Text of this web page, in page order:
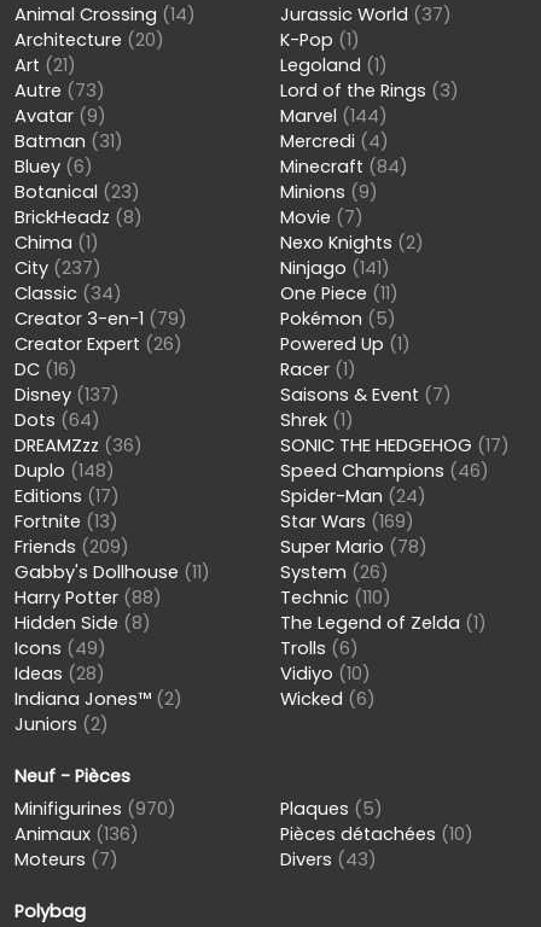
Animal Crossing (14)
Architecture (20)
Art (21)
Autre (73)
Avatar (9)
Batman (31)
Bluey (6)
Botanical (23)
BrickHeadz (8)
Chima (1)
City (237)
Classic (34)
Creator 3-en-1 (79)
Creator Expert (26)
DC (16)
Disney (137)
Dots (64)
DREAMZzz (36)
Duplo (148)
Editions (17)
Fortnite (13)
Friends (209)
Gabby's Dollhouse (11)
Harry Potter (88)
Hidden Side (8)
Icons (49)
Ideas (28)
Indiana Jones™ (2)
Juniors (2)
Jurassic World (37)
K-Pop (1)
Legoland (1)
Lord of the Rings (3)
Marvel (144)
Mercredi (4)
Minecraft (84)
Minions (9)
Movie (7)
Nexo Knights (2)
Ninjago (141)
One Piece (11)
Pokémon (5)
Powered Up (1)
Racer (1)
Saisons & Event (7)
Shrek (1)
SONIC THE HEDGEHOG (17)
Speed Champions (46)
Spider-Man (24)
Star Wars (169)
Super Mario (78)
System (26)
Technic (110)
The Legend of Zelda (1)
Trolls (6)
Vidiyo (10)
Wicked (6)
Neuf - Pièces
Minifigurines (970)
Animaux (136)
Moteurs (7)
Plaques (5)
Pièces détachées (10)
Divers (43)
Polybag